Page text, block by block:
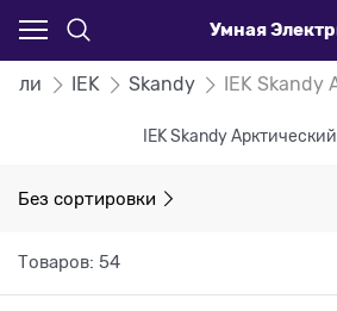
Умная
IEK Skandy IEK
IEK Skandy
Без сортировки
Товаров: 54